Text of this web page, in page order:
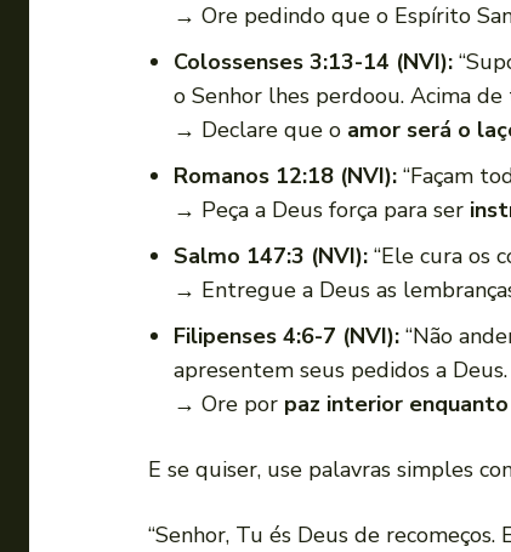
→ Ore pedindo que o Espírito
Colossenses 3:13-14 (NVI):
o Senhor lhes perdoou. Acima
→ Declare que o amor será o
Romanos 12:18 (NVI): “Façam
→ Peça a Deus força para ser
Salmo 147:3 (NVI): “Ele cura os
→ Entregue a Deus as
Filipenses 4:6-7 (NVI): “Não
apresentem seus pedidos a
→ Ore por paz interior
E se quiser, use palavras simples
“Senhor, Tu és Deus de